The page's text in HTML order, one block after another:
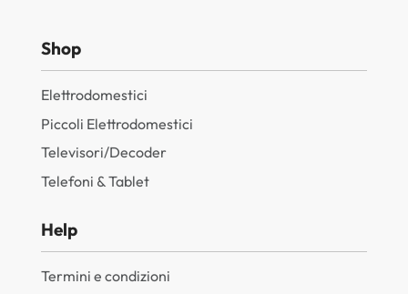
Shop
Elettrodomestici
Piccoli Elettrodomestici
Televisori/Decoder
Telefoni & Tablet
Help
Termini e condizioni